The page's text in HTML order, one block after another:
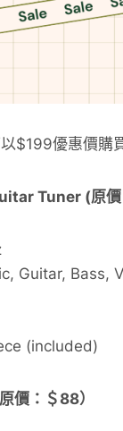
$199優惠價購
Tuner (原價
Guitar, Bass,
(included)
價：＄88）